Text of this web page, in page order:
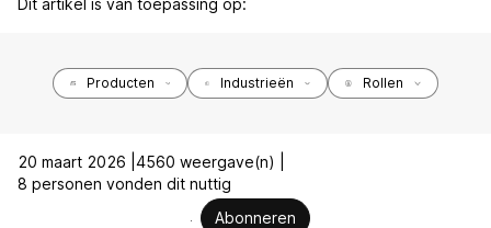
Dit artikel is van toepassing op:
Producten Industrieën Rollen
20 maart 2026 | 4560 weergave(n) |
8 personen vonden dit nuttig
Abonneren